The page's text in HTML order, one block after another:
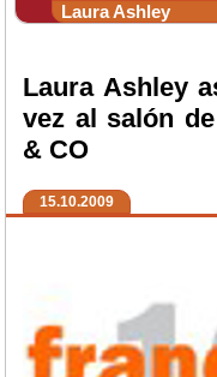
Laura Ashley
Laura Ashley
vez al salón
& CO
15.10.2009